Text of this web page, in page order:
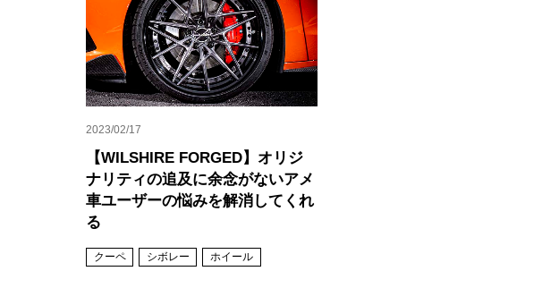
2023/02/17
【WILSHIRE FORGED】オリジ
ナリティの追及に余念がないアメ
車ユーザーの悩みを解消してくれ
る
クーペ シボレー ホイール